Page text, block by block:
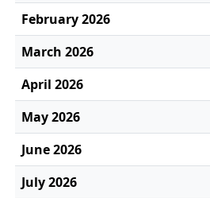
February 2026
March 2026
April 2026
May 2026
June 2026
July 2026